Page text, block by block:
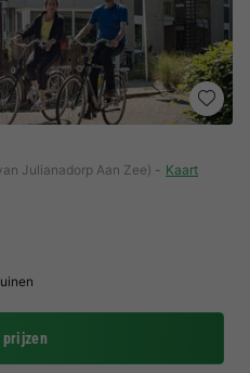
Julianadorp Aan Zee) Kaart
prijzen